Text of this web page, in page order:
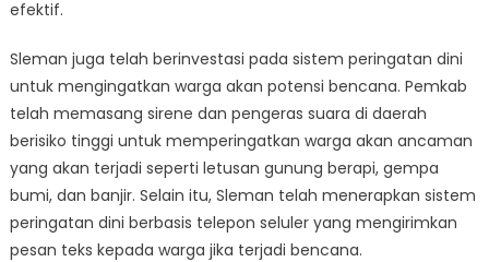
efektif.
Sleman juga telah berinvestasi pada sistem peringatan dini
untuk mengingatkan warga akan potensi bencana. Pemkab
telah memasang sirene dan pengeras suara di daerah
berisiko tinggi untuk memperingatkan warga akan ancaman
yang akan terjadi seperti letusan gunung berapi, gempa
bumi, dan banjir. Selain itu, Sleman telah menerapkan sistem
peringatan dini berbasis telepon seluler yang mengirimkan
pesan teks kepada warga jika terjadi bencana.